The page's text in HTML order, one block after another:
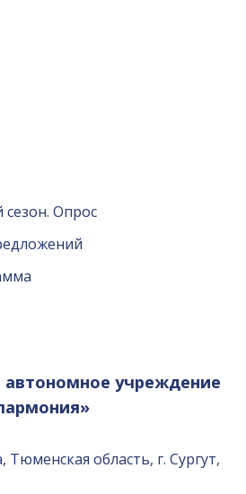
Опрос
учреждение
область, г. Сургут,